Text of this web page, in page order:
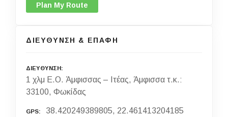
Plan My Route
ΔΙΕΥΘΥΝΣΗ & ΕΠΑΦΗ
ΔΙΕΥΘΥΝΣΗ
1 χλμ Ε.Ο. Άμφισσας – Ιτέας, Άμφισσα τ.κ.:
33100, Φωκίδας
GPS 38.420249389805, 22.461413204185